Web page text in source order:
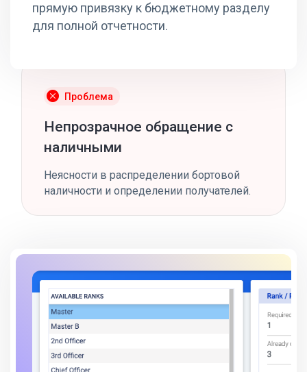
прямую привязку к бюджетному разделу
для полной отчетности.
Проблема
Непрозрачное обращение с
наличными
Неясности в распределении бортовой
наличности и определении получателей.